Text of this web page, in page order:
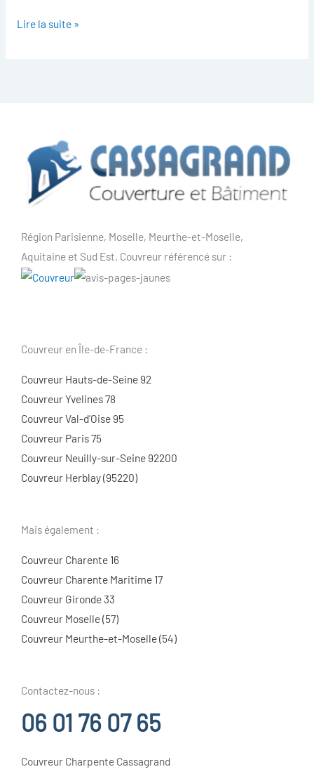
Lire la suite »
Région Parisienne, Moselle, Meurthe-et-Moselle,
Aquitaine et Sud Est. Couvreur référencé sur :
Couvreur en Île-de-France :
Couvreur Hauts-de-Seine 92
Couvreur Yvelines 78
Couvreur Val-d’Oise 95
Couvreur Paris 75
Couvreur Neuilly-sur-Seine 92200
Couvreur Herblay (95220)
Mais également :
Couvreur Charente 16
Couvreur Charente Maritime 17
Couvreur Gironde 33
Couvreur Moselle (57)
Couvreur Meurthe-et-Moselle (54)
Contactez-nous :
06 01 76 07 65
Couvreur Charpente Cassagrand